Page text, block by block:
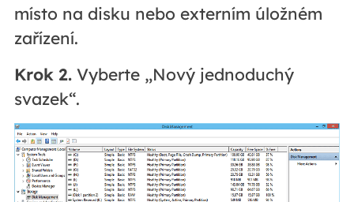
místo na disku nebo externím úložném
zařízení.
Krok 2.Vyberte „Nový jednoduchý
svazek“.